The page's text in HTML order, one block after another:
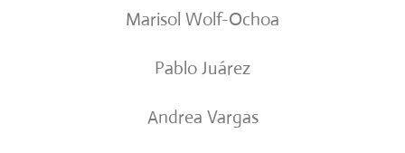
Marisol Wolf-Ochoa
Pablo Juárez
Andrea Vargas